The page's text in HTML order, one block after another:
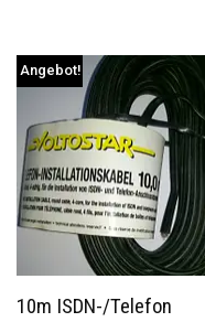
Angebot!
10m ISDN-/Telefon